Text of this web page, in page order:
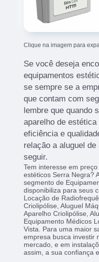
Clique na imagem para
Se você deseja
equipamentos
se sempre se a
que contam com
lembre que quando
aparelho de
eficiência e
relação a aluguel
seguir.
Tem interesse em
estéticos Serra Negra?
segmento de
disponibiliza para seus
Locação de
Criolipólise, Aluguel
Aparelho Criolipólise,
Equipamento Médicos
Vista. Para uma maior
empresa busca investir
mercado, e em
assim, a sua confiança